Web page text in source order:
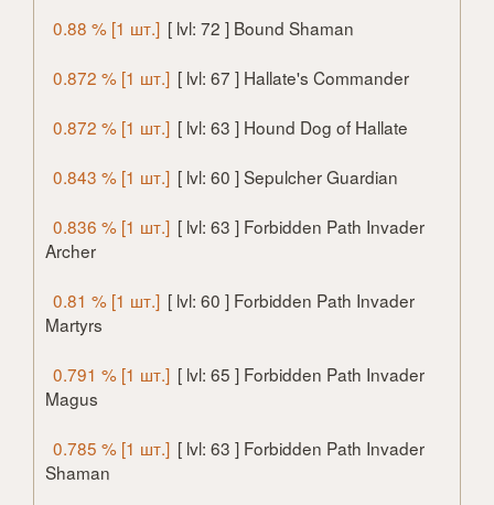
0.88 % [1 шт.] [ lvl: 72 ] Bound Shaman
0.872 % [1 шт.] [ lvl: 67 ] Hallate's Commander
0.872 % [1 шт.] [ lvl: 63 ] Hound Dog of Hallate
0.843 % [1 шт.] [ lvl: 60 ] Sepulcher Guardian
0.836 % [1 шт.] [ lvl: 63 ] Forbidden Path Invader
Archer
0.81 % [1 шт.] [ lvl: 60 ] Forbidden Path Invader
Martyrs
0.791 % [1 шт.] [ lvl: 65 ] Forbidden Path Invader
Magus
0.785 % [1 шт.] [ lvl: 63 ] Forbidden Path Invader
Shaman